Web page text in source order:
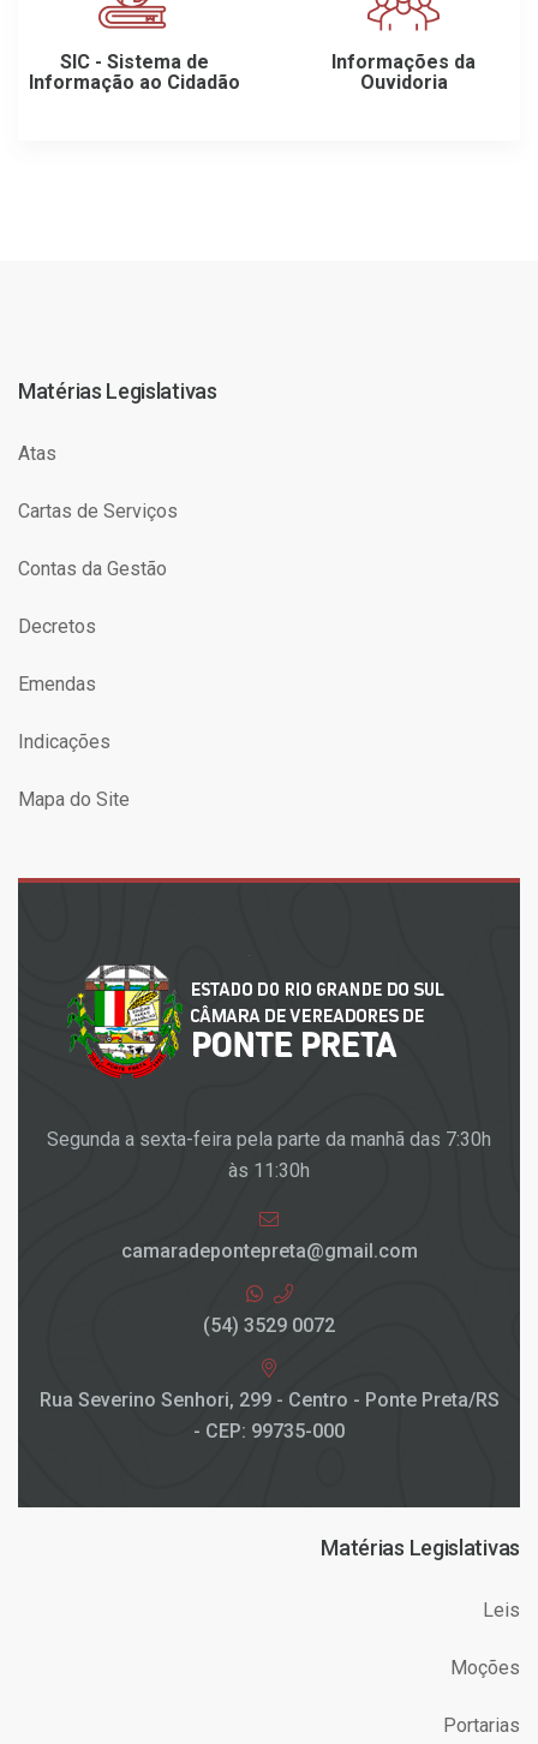
SIC - Sistema de
Informação ao Cidadão
Informações da
Ouvidoria
Matérias Legislativas
Atas
Cartas de Serviços
Contas da Gestão
Decretos
Emendas
Indicações
Mapa do Site
Segunda a sexta-feira pela parte da manhã das 7:30h
às 11:30h
camaradepontepreta@gmail.com
(54) 3529 0072
Rua Severino Senhori, 299 - Centro - Ponte Preta/RS
- CEP: 99735-000
Matérias Legislativas
Leis
Moções
Portarias